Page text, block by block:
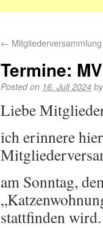
←
Termine:
Posted on 16. Juli 2024 by
Liebe
ich erinnere
am Sonntag,
stattfinden wird.